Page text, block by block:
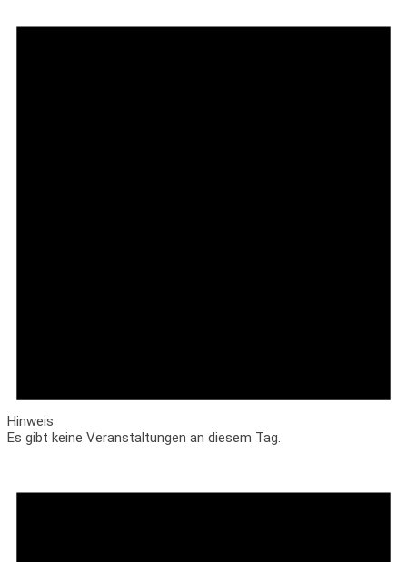
Hinweis
Es gibt keine Veranstaltungen an diesem Tag.